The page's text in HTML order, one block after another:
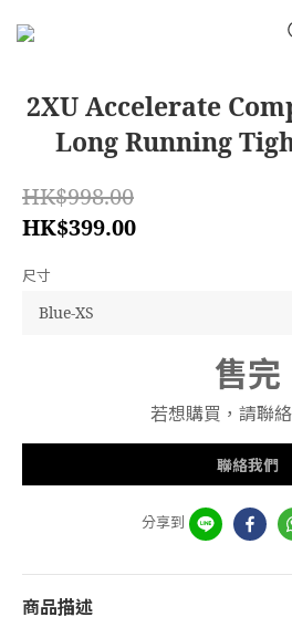
2XU Accelerate
Long Running
HK$998.00
HK$399.00
尺寸
售完
若想購買，請聯
聯絡我們
分享到
商品描述